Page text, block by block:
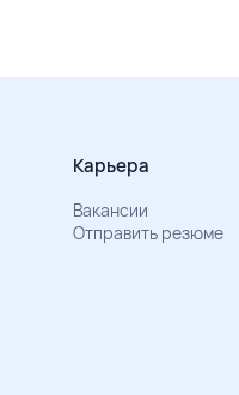
Карьера
Вакансии
Отправить резюме